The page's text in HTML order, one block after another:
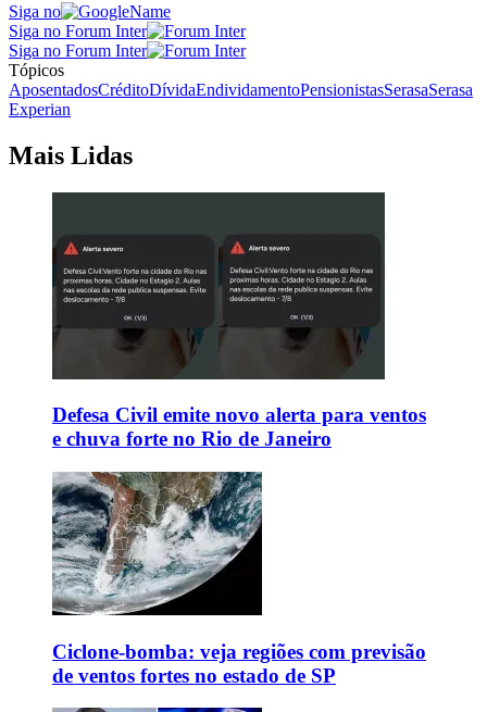
Siga no
Siga no Forum Inter
Siga no Forum Inter
Tópicos
AposentadosCréditoDívidaEndividamentoPensionistasSerasaSerasa
Experian
Mais Lidas
Defesa Civil emite novo alerta para ventos
e chuva forte no Rio de Janeiro
Ciclone-bomba: veja regiões com previsão
de ventos fortes no estado de SP